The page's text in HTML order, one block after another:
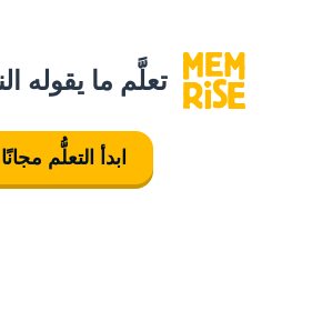
تعلَّم ما يقوله
ابدأ التعلُّم مجانًا